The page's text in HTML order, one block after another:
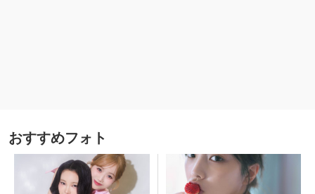
おすすめフォト